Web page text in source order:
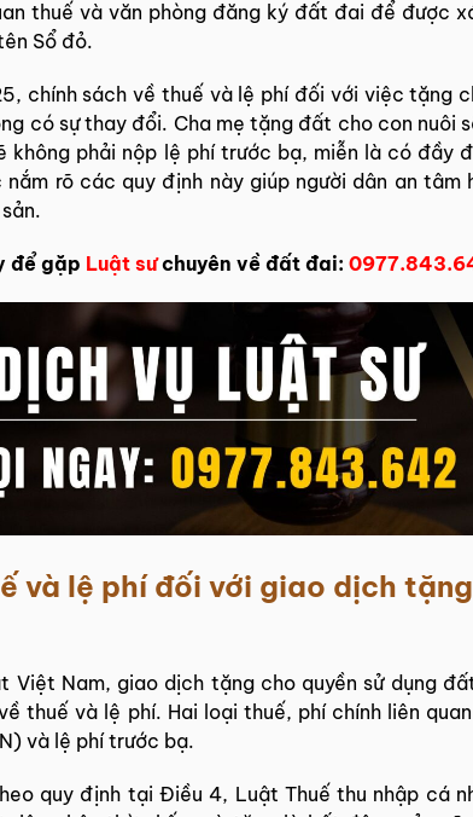
thuế và văn phòng đăng ký đất đai để được
Sổ đỏ.
chính sách về thuế và lệ phí đối với việc tặng
có sự thay đổi. Cha mẹ tặng đất cho con nuôi
không phải nộp lệ phí trước bạ, miễn là có đầy
nắm rõ các quy định này giúp người dân an tâm
để gặp Luật sưchuyên về đất đai:
và lệ phí đối với giao dịch
Việt Nam, giao dịch tặng cho quyền sử dụng
thuế và lệ phí. Hai loại thuế, phí chính liên
và lệ phí trước bạ.
quy định tại Điều 4, Luật Thuế thu nhập cá